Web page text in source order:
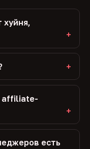
хуйня,
affiliate-
есть